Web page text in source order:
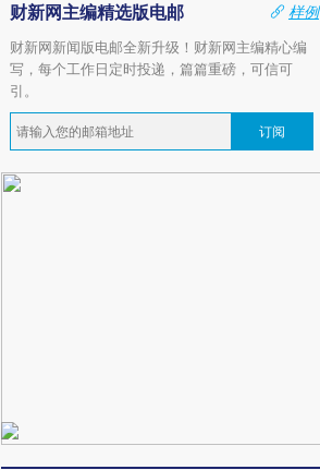
财新网主编精选版电邮
样例
财新网新闻版电邮全新升级！财新网主编精心编
写，每个工作日定时投递，篇篇重磅，可信可
引。
订阅